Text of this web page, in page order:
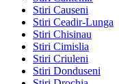
Stiri Causeni
Stiri Ceadir-Lunga
Stiri Chisinau
Stiri Cimislia
Stiri Criuleni
Stiri Donduseni